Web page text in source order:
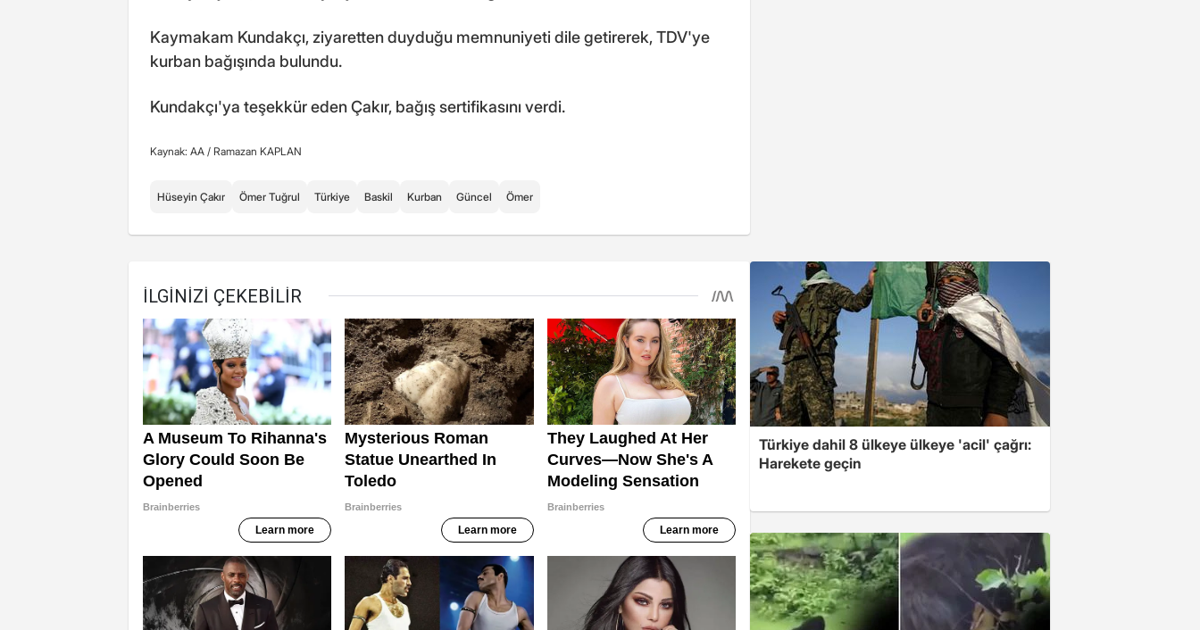
Kaymakam Kundakçı, ziyaretten duyduğu memnuniyeti dile getirerek, TDV'ye
kurban bağışında bulundu.
Kundakçı'ya teşekkür eden Çakır, bağış sertifikasını verdi.
Kaynak: AA / Ramazan KAPLAN
Hüseyin Çakır Ömer Tuğrul Türkiye Baskil Kurban Güncel Ömer
Türkiye dahil 8 ülkeye ülkeye 'acil' çağrı:
Harekete geçin